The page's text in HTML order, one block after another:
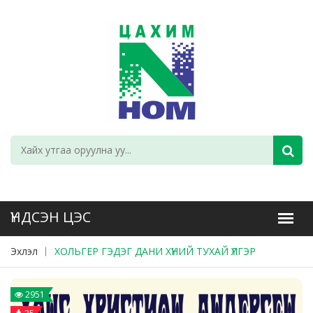
Эхлэл ХОЛЬГЕР ГЭДЭГ ДАНИ ХҮНИЙ ТУХАЙ ҮЛГЭР
2951